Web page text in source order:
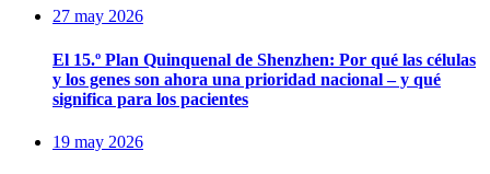
27 may 2026
El 15.º Plan Quinquenal de Shenzhen: Por qué las células
y los genes son ahora una prioridad nacional – y qué
significa para los pacientes
19 may 2026